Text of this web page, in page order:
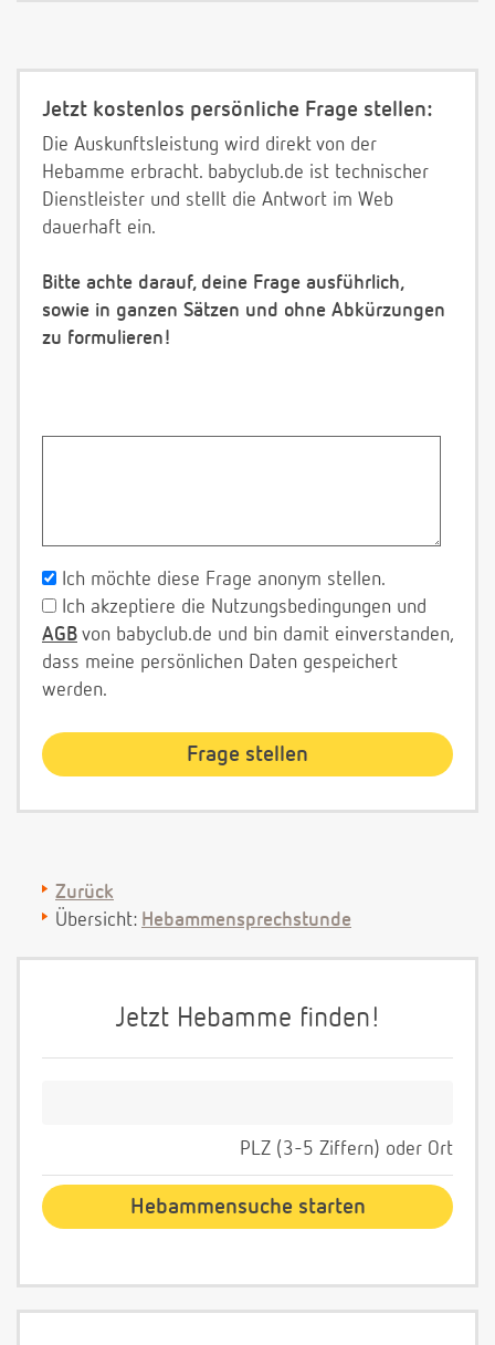
Jetzt kostenlos persönliche Frage stellen:
Die Auskunftsleistung wird direkt von der
Hebamme erbracht. babyclub.de ist technischer
Dienstleister und stellt die Antwort im Web
dauerhaft ein.
Bitte achte darauf, deine Frage ausführlich,
sowie in ganzen Sätzen und ohne Abkürzungen
zu formulieren!
Ich möchte diese Frage anonym stellen.
Ich akzeptiere die Nutzungsbedingungen und
AGB von babyclub.de und bin damit einverstanden,
dass meine persönlichen Daten gespeichert
werden.
Zurück
Übersicht: Hebammensprechstunde
Jetzt Hebamme finden!
PLZ (3-5 Ziffern) oder Ort